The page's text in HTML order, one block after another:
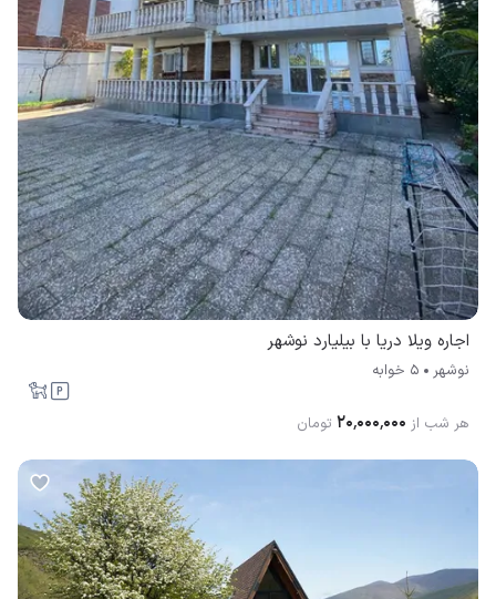
اجاره ویلا دریا با بیلیارد نوشهر
نوشهر 5 خوابه
هر شب از ۲۰٬۰۰۰٬۰۰۰ تومان